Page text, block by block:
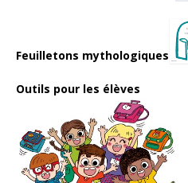
Feuilletons mythologiques
Outils pour les élèves